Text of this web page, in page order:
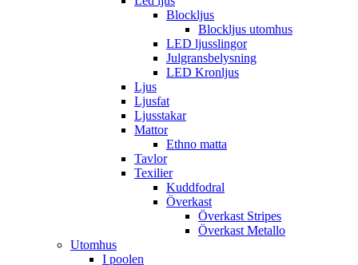
Blockljus
Blockljus utomhus
LED ljusslingor
Julgransbelysning
LED Kronljus
Ljus
Ljusfat
Ljusstakar
Mattor
Ethno matta
Tavlor
Texilier
Kuddfodral
Överkast
Överkast Stripes
Överkast Metallo
Utomhus
I poolen